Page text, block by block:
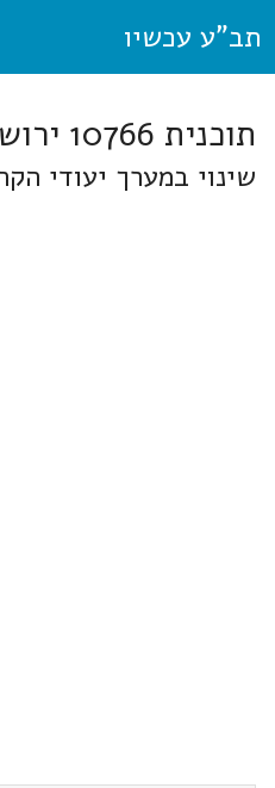
תב"ע עכשיו
תוכנית 10766 ירושלים
שינוי במערך יעודי